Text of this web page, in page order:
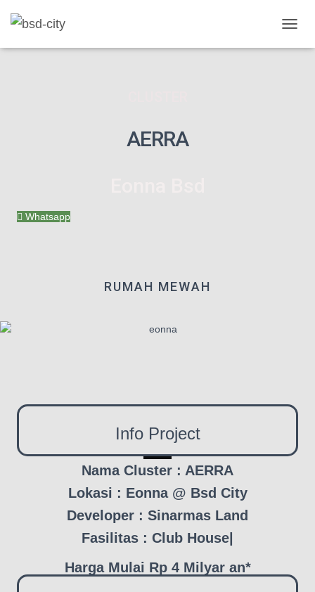
O
AERRA
Whatsapp
RUMAH MEWAH
Info Project
Nama Cluster : AERRA
Lokasi : Eonna @ Bsd City
Developer : Sinarmas Land
Fasilitas : Club House|
Harga Mulai Rp 4 Milyar an*